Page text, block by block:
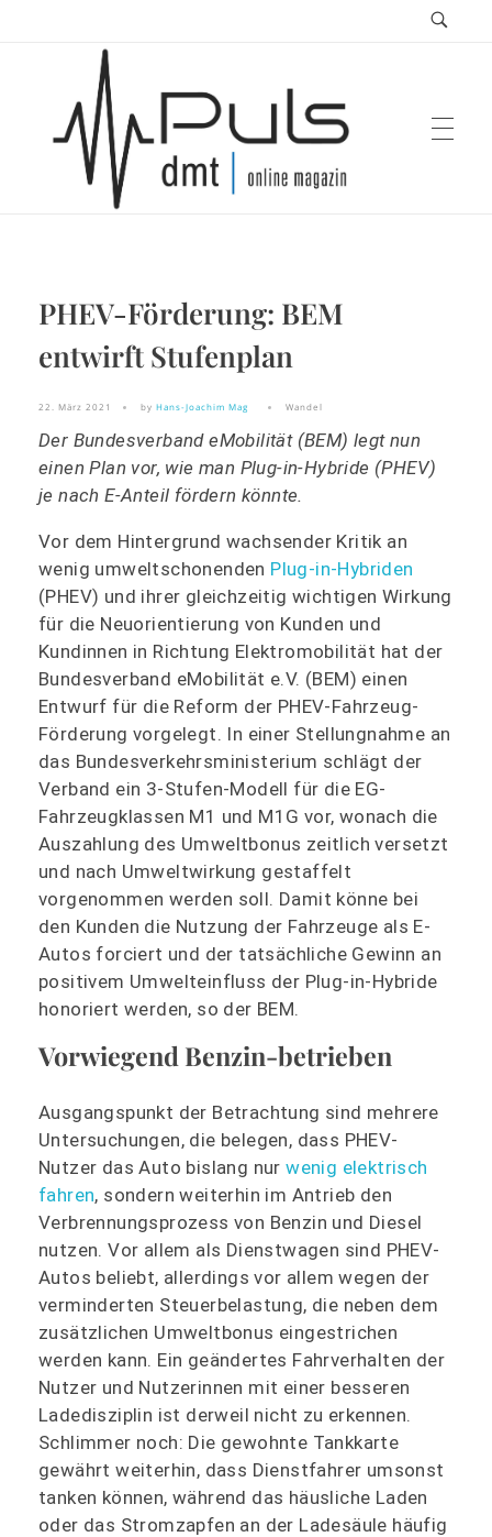
Puls Magazin
Zukunft der Mobilität
PHEV-Förderung: BEM
entwirft Stufenplan
22. März 2021 by Hans-Joachim Mag Wandel
Der Bundesverband eMobilität (BEM) legt nun
einen Plan vor, wie man Plug-in-Hybride (PHEV)
je nach E-Anteil fördern könnte.
Vor dem Hintergrund wachsender Kritik an
wenig umweltschonenden Plug-in-Hybriden
(PHEV) und ihrer gleichzeitig wichtigen Wirkung
für die Neuorientierung von Kunden und
Kundinnen in Richtung Elektromobilität hat der
Bundesverband eMobilität e.V. (BEM) einen
Entwurf für die Reform der PHEV-Fahrzeug-
Förderung vorgelegt. In einer Stellungnahme an
das Bundesverkehrsministerium schlägt der
Verband ein 3-Stufen-Modell für die EG-
Fahrzeugklassen M1 und M1G vor, wonach die
Auszahlung des Umweltbonus zeitlich versetzt
und nach Umweltwirkung gestaffelt
vorgenommen werden soll. Damit könne bei
den Kunden die Nutzung der Fahrzeuge als E-
Autos forciert und der tatsächliche Gewinn an
positivem Umwelteinfluss der Plug-in-Hybride
honoriert werden, so der BEM.
Vorwiegend Benzin-betrieben
Ausgangspunkt der Betrachtung sind mehrere
Untersuchungen, die belegen, dass PHEV-
Nutzer das Auto bislang nurwenig elektrisch
fahren, sondern weiterhin im Antrieb den
Verbrennungsprozess von Benzin und Diesel
nutzen. Vor allem als Dienstwagen sind PHEV-
Autos beliebt, allerdings vor allem wegen der
verminderten Steuerbelastung, die neben dem
zusätzlichen Umweltbonus eingestrichen
werden kann. Ein geändertes Fahrverhalten der
Nutzer und Nutzerinnen mit einer besseren
Ladedisziplin ist derweil nicht zu erkennen.
Schlimmer noch: Die gewohnte Tankkarte
gewährt weiterhin, dass Dienstfahrer umsonst
tanken können, während das häusliche Laden
oder das Stromzapfen an der Ladesäule häufig